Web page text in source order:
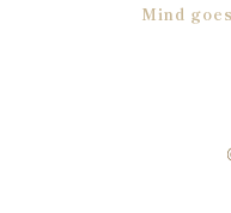
Mind